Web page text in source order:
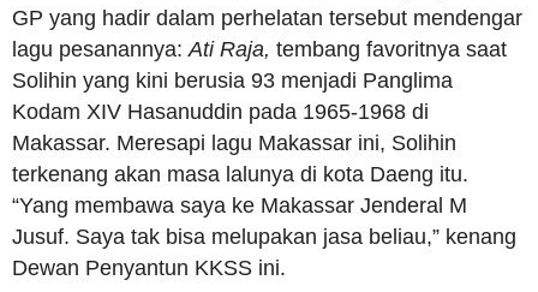
GP yang hadir dalam perhelatan tersebut mendengar
lagu pesanannya: Ati Raja, tembang favoritnya saat
Solihin yang kini berusia 93 menjadi Panglima
Kodam XIV Hasanuddin pada 1965-1968 di
Makassar. Meresapi lagu Makassar ini, Solihin
terkenang akan masa lalunya di kota Daeng itu.
“Yang membawa saya ke Makassar Jenderal M
Jusuf. Saya tak bisa melupakan jasa beliau,” kenang
Dewan Penyantun KKSS ini.